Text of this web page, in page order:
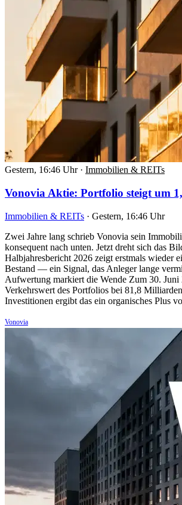
Gestern, 16:46 Uhr · Immobilien & REITs
Vonovia Aktie: Portfolio steigt um
Immobilien & REITs · Gestern, 16:46 Uhr
Zwei Jahre lang schrieb Vonovia sein
konsequent nach unten. Jetzt dreht sich das
Halbjahresbericht 2026 zeigt erstmals wieder
Bestand — ein Signal, das Anleger lange
Aufwertung markiert die Wende Zum 30. Juni
Verkehrswert des Portfolios bei 81,8
Investitionen ergibt das ein organisches Plus
Vonovia